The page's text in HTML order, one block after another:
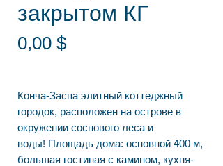
закрытом КГ
0,00 $Цена
Конча-Заспа элитный коттеджный
городок, расположен на острове в
окружении соснового леса и
воды! Площадь дома: основной 400 м,
большая гостиная с камином, кухня-